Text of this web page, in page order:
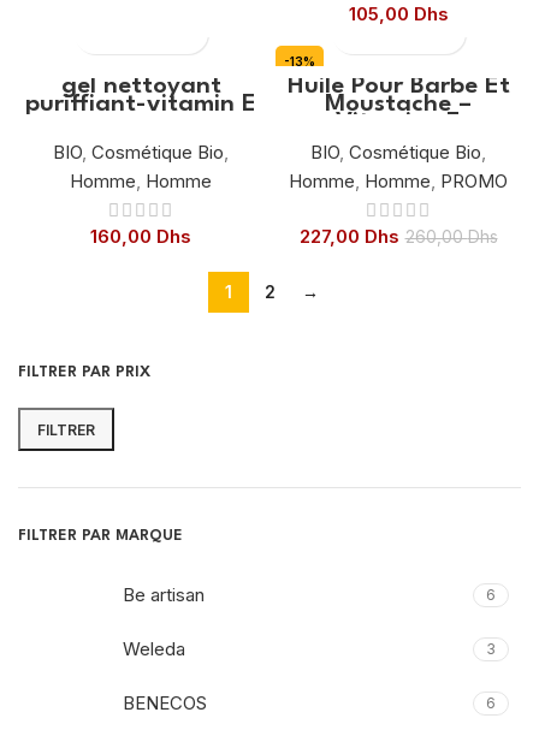
FILTRER PAR PRIX
Prix
Prix
FILTRER
FILTRER PAR MARQUE
Be artisan 6
Weleda 3
BENECOS 6
105,00 Dhs
gel nettoyant
puriffiant-vitamin E
BIO Cosmétique Bio
Homme Homme
160,00 Dhs
-13%
Huile Pour Barbe Et
Moustache –
Vitamine E
BIO Cosmétique Bio
Homme Homme PROMO
227,00 Dhs 260,00Dhs
1 2 →